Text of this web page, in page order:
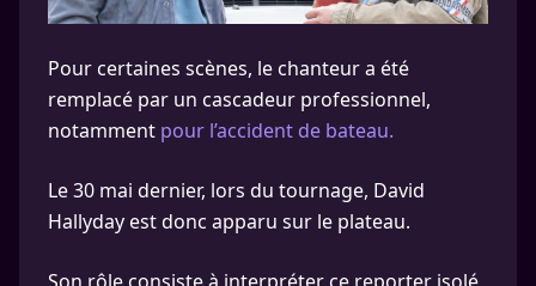
Pour certaines scènes, le chanteur a été
remplacé par un cascadeur professionnel,
notamment pour l’accident de bateau.
Le 30 mai dernier, lors du tournage, David
Hallyday est donc apparu sur le plateau.